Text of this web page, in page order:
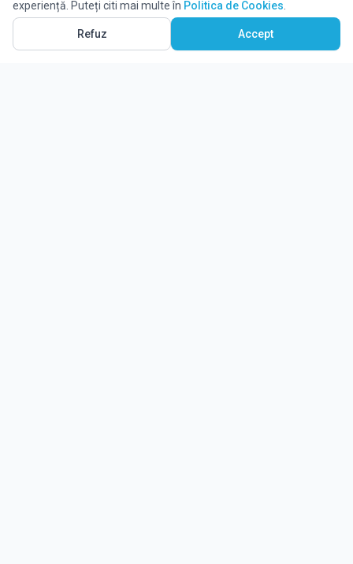
experiență. Puteți citi mai multe în Politica de Cookies
Refuz Accept